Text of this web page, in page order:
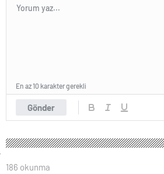
Gönder
En az 10 karakter gerekli
186 okunma